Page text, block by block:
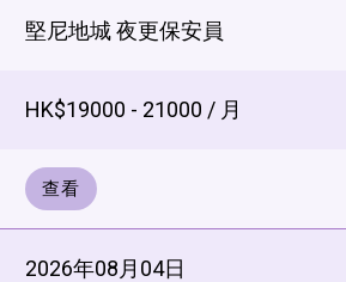
堅尼地城 夜更保安員
HK$19000 - 21000 / 月
查看
2026年08月04日